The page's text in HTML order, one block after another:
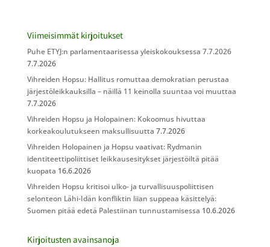
Viimeisimmät kirjoitukset
Puhe ETYJ:n parlamentaarisessa yleiskokouksessa 7.7.2026
7.7.2026
Vihreiden Hopsu: Hallitus romuttaa demokratian perustaa
järjestöleikkauksilla – näillä 11 keinolla suuntaa voi muuttaa
7.7.2026
Vihreiden Hopsu ja Holopainen: Kokoomus hivuttaa
korkeakoulutukseen maksullisuutta 7.7.2026
Vihreiden Holopainen ja Hopsu vaativat: Rydmanin
identiteettipoliittiset leikkausesitykset järjestöiltä pitää
kuopata 16.6.2026
Vihreiden Hopsu kritisoi ulko- ja turvallisuuspoliittisen
selonteon Lähi-Idän konfliktin liian suppeaa käsittelyä:
Suomen pitää edetä Palestiinan tunnustamisessa 10.6.2026
Kirjoitusten avainsanoja